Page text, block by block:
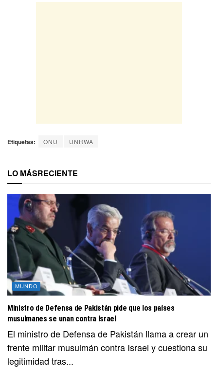
Etiquetas: ONU UNRWA
LO MÁSRECIENTE
MUNDO
Ministro de Defensa de Pakistán pide que los países
musulmanes se unan contra Israel
El ministro de Defensa de Pakistán llama a crear un
frente militar musulmán contra Israel y cuestiona su
legitimidad tras...